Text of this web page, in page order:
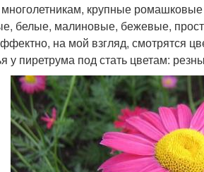
крупные
белые, малиновые, бежевые,
на мой взгляд, смотрятся
у пиретрума под стать цветам: